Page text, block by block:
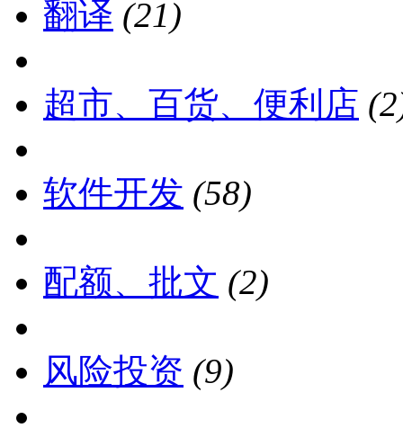
翻译 (21)
超市、百货、便利店
软件开发 (58)
配额、批文 (2)
风险投资 (9)